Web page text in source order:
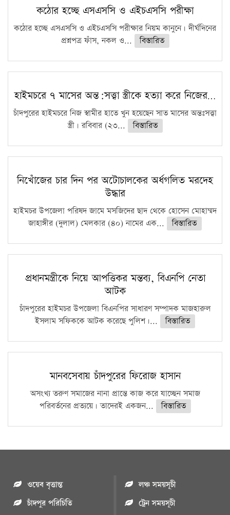
কঠোর হচ্ছে এসএসসি ও এইচএসসি পরীক্ষা
কঠোর হচ্ছে এসএসসি ও এইচএসসি পরীক্ষার নিয়ম কানুনে। দীর্ঘদিনের
প্রশ্নপত্র ফাঁস, নকল ও...
বিস্তারিত
হাইমচরে ৭ মাসের অন্ত:সত্ত্বা স্ত্রীকে হত্যা করে নিজের…
চাঁদপুরের হাইমচরে নিজ স্বামীর হাতে খুন হয়েছেন সাত মাসের অন্তঃসত্ত্বা
স্ত্রী। রবিবার (২৩...
বিস্তারিত
নিখোঁজের চার দিন পর অটোচালকের অর্ধগলিত মরদেহ
উদ্ধার
হাইমচর উপজেলা পরিষদ জামে মসজিদের ছাদ থেকে হোসেন মোহাম্মদ
জাহাঙ্গীর (দুলাল) মেলকার (৪০) নামের এক...
বিস্তারিত
প্রধানমন্ত্রীকে নিয়ে আপত্তিকর মন্তব্য, বিএনপি নেতা
আটক
চাঁদপুরের হাইমচর উপজেলা বিএনপির সাধারণ সম্পাদক মাজহারুল
ইসলাম সফিককে আটক করেছে পুলিশ।...
বিস্তারিত
মানবসেবায় চাঁদপুরের ফিরোজ হাসান
অসংখ্য তরুণ সমাজের নানা প্রান্তে কাজ করে যাচ্ছেন সমাজ
পরিবর্তনের প্রত্যয়ে। তাদেরই একজন...
বিস্তারিত
ওয়েব বৃত্তান্ত
চাঁদপুর পরিচিতি
লঞ্চ সময়সূচী
ট্রেন সময়সূচী